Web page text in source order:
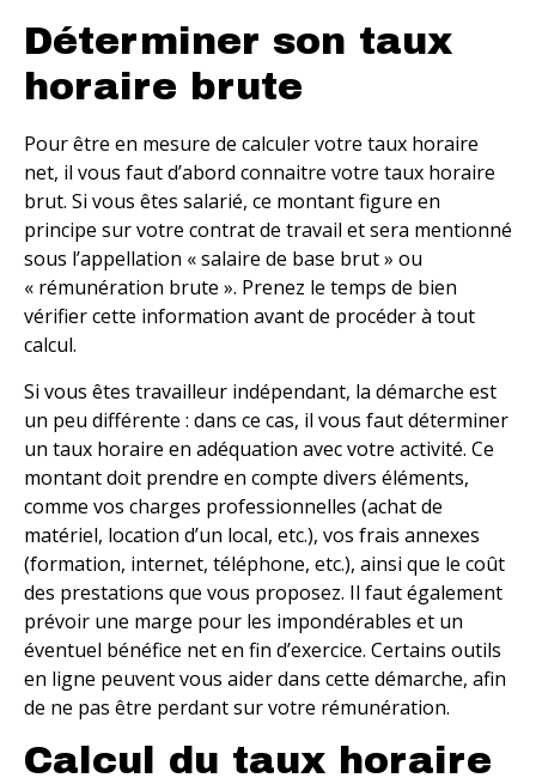
Déterminer son taux
horaire brute
Pour être en mesure de calculer votre taux horaire
net, il vous faut d’abord connaitre votre taux horaire
brut. Si vous êtes salarié, ce montant figure en
principe sur votre contrat de travail et sera mentionné
sous l’appellation « salaire de base brut » ou
« rémunération brute ». Prenez le temps de bien
vérifier cette information avant de procéder à tout
calcul.
Si vous êtes travailleur indépendant, la démarche est
un peu différente : dans ce cas, il vous faut déterminer
un taux horaire en adéquation avec votre activité. Ce
montant doit prendre en compte divers éléments,
comme vos charges professionnelles (achat de
matériel, location d’un local, etc.), vos frais annexes
(formation, internet, téléphone, etc.), ainsi que le coût
des prestations que vous proposez. Il faut également
prévoir une marge pour les impondérables et un
éventuel bénéfice net en fin d’exercice. Certains outils
en ligne peuvent vous aider dans cette démarche, afin
de ne pas être perdant sur votre rémunération.
Calcul du taux horaire